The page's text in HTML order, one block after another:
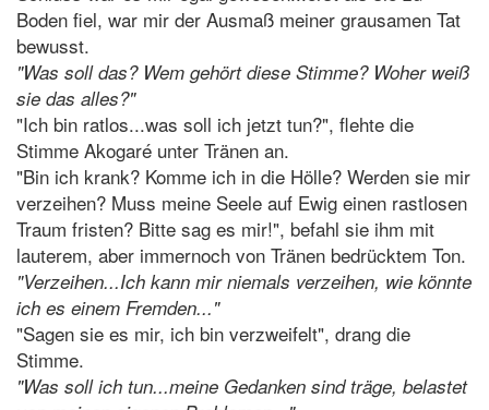
Boden fiel, war mir der Ausmaß meiner grausamen Tat
bewusst.
"Was soll das? Wem gehört diese Stimme? Woher weiß
sie das alles?"
"Ich bin ratlos...was soll ich jetzt tun?", flehte die
Stimme Akogaré unter Tränen an.
"Bin ich krank? Komme ich in die Hölle? Werden sie mir
verzeihen? Muss meine Seele auf Ewig einen rastlosen
Traum fristen? Bitte sag es mir!", befahl sie ihm mit
lauterem, aber immernoch von Tränen bedrücktem Ton.
"Verzeihen...Ich kann mir niemals verzeihen, wie könnte
ich es einem Fremden..."
"Sagen sie es mir, ich bin verzweifelt", drang die
Stimme.
"Was soll ich tun...meine Gedanken sind träge, belastet